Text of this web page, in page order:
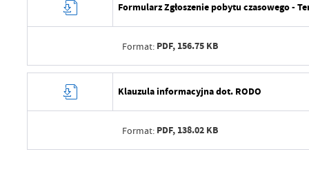
Formularz Zgłoszenie pobytu czasowego -
Format: PDF, 156.75 KB
Data opublikowania
Klauzula informacyjna dot. RODO
Format: PDF, 138.02 KB